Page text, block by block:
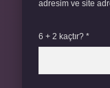
adresim ve site
6 + 2 kaçtır? *